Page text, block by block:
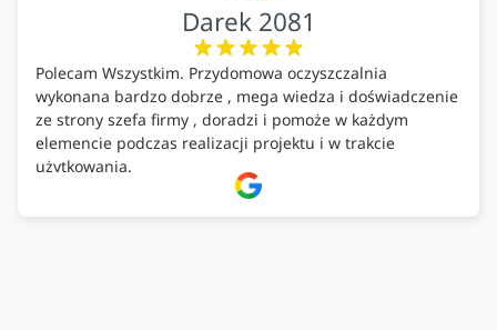
Darek 2081
Polecam Wszystkim. Przydomowa oczyszczalnia
wykonana bardzo dobrze , mega wiedza i doświadczenie
ze strony szefa firmy , doradzi i pomoże w każdym
elemencie podczas realizacji projektu i w trakcie
użytkowania.
Firma godna zaufania. Tak trzymać!